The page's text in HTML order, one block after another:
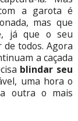
a garota é
mas que
já que o seu
todos. Agora
a caçada
blindar seu
uma hora o
outra o mais